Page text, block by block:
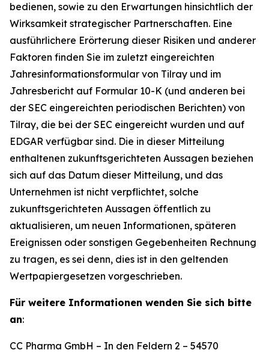
bedienen, sowie zu den Erwartungen hinsichtlich der
Wirksamkeit strategischer Partnerschaften. Eine
ausführlichere Erörterung dieser Risiken und anderer
Faktoren finden Sie im zuletzt eingereichten
Jahresinformationsformular von Tilray und im
Jahresbericht auf Formular 10-K (und anderen bei
der SEC eingereichten periodischen Berichten) von
Tilray, die bei der SEC eingereicht wurden und auf
EDGAR verfügbar sind. Die in dieser Mitteilung
enthaltenen zukunftsgerichteten Aussagen beziehen
sich auf das Datum dieser Mitteilung, und das
Unternehmen ist nicht verpflichtet, solche
zukunftsgerichteten Aussagen öffentlich zu
aktualisieren, um neuen Informationen, späteren
Ereignissen oder sonstigen Gegebenheiten Rechnung
zu tragen, es sei denn, dies ist in den geltenden
Wertpapiergesetzen vorgeschrieben.
Für weitere Informationen wenden Sie sich bitte
an:
CC Pharma GmbH – In den Feldern 2 – 54570